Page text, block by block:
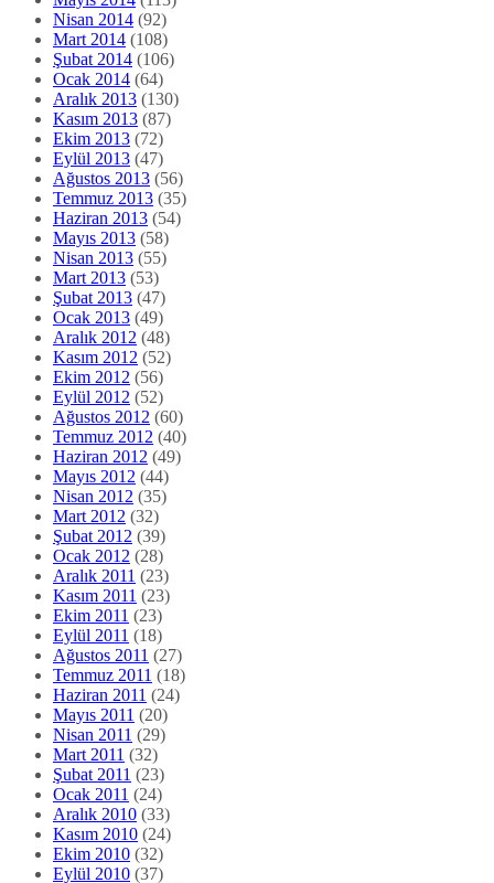
Nisan 2014 (92)
Mart 2014 (108)
Şubat 2014 (106)
Ocak 2014 (64)
Aralık 2013 (130)
Kasım 2013 (87)
Ekim 2013 (72)
Eylül 2013 (47)
Ağustos 2013 (56)
Temmuz 2013 (35)
Haziran 2013 (54)
Mayıs 2013 (58)
Nisan 2013 (55)
Mart 2013 (53)
Şubat 2013 (47)
Ocak 2013 (49)
Aralık 2012 (48)
Kasım 2012 (52)
Ekim 2012 (56)
Eylül 2012 (52)
Ağustos 2012 (60)
Temmuz 2012 (40)
Haziran 2012 (49)
Mayıs 2012 (44)
Nisan 2012 (35)
Mart 2012 (32)
Şubat 2012 (39)
Ocak 2012 (28)
Aralık 2011 (23)
Kasım 2011 (23)
Ekim 2011 (23)
Eylül 2011 (18)
Ağustos 2011 (27)
Temmuz 2011 (18)
Haziran 2011 (24)
Mayıs 2011 (20)
Nisan 2011 (29)
Mart 2011 (32)
Şubat 2011 (23)
Ocak 2011 (24)
Aralık 2010 (33)
Kasım 2010 (24)
Ekim 2010 (32)
Eylül 2010 (37)